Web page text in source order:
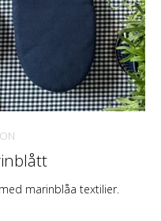
marinblåa textilier.